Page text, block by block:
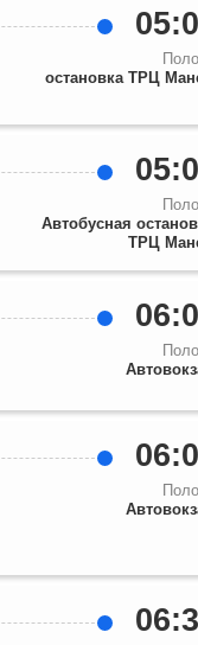
остановка ТРЦ
Автобусная
ТРЦ